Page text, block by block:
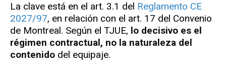
La clave está en el art. 3.1 del Reglamento CE
2027/97, en relación con el art. 17 del Convenio
de Montreal. Según el TJUE, lo decisivo es el
régimen contractual, no la naturaleza del
contenido del equipaje.